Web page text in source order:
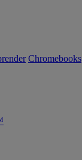
Chromebooks